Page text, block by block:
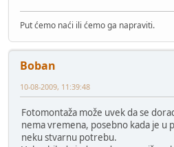
Put ćemo naći ili ćemo ga napraviti.
Boban
10-08-2009, 11:39:48
Fotomontaža može uvek da se
nema vremena, posebno kada je u
neku stvarnu potrebu.